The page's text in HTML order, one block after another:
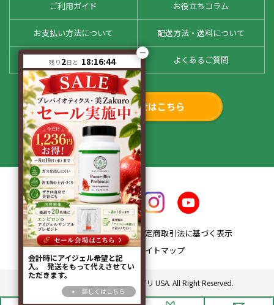
ご利用ガイド お役立ちコラム
お支払い方法について 配送方法・送料について
お客様の声 よくあるご質問
お問い合わせはこちら
会社概要
特定商取引法に基づく表示
プライバシーポリシー
サイトマップ
Copyright© 2010 ドクターサプリ USA. All Right Reserved.
残り 2日と 18:16:44
会計時にアイジェル希望と記
入。 発送をもって代えさせてい
ただきます。
詳しくはこちら